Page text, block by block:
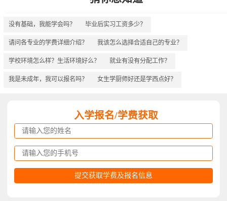
没有基础，我能学会吗？ 毕业后实习工资多少？
请问各专业的学费详细介绍？ 我该怎么选择合适自己的专业？
学校环境怎么样？生活环境好么？ 就业有没有分配工作？
我是未成年，我可以报名吗？ 女生学厨师好还是学西点好？
入学报名/学费获取